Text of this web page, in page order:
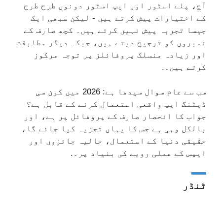
آج، پلے اسٹور اور ایپ اسٹور دونوں طرح طرح
کے اختیارات پیش کرتے ہیں - لیکن سبھی ایک
جیسا تجربہ پیش نہیں کرتے ہیں۔ کچھ صارف کے
نمبروں کو ترجیح دیتے ہیں، جبکہ دیگر مطابقت
اور زیادہ منسلک پروفائلز پر توجہ مرکوز
کرتے ہیں۔.
سب سے عام سوال سیدھا ہے: 2026 میں کون سی
ڈیٹنگ ایپ واقعی استعمال کرنے کے قابل ہے؟
جواب کا انحصار صارف کے پروفائل پر ہے، اور
بالکل وہی ہے جس کا یہاں تجزیہ کیا جائے گا،
حقیقی دنیا کے استعمال، حالیہ جائزوں اور
ایپس کے عملی رویے کی بنیاد پر۔.
ٹنڈر